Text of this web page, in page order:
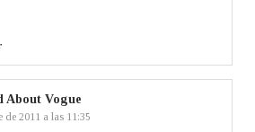
About Vogue
de 2011 a las 11:35